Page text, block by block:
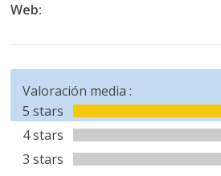
Web:
Valoración media :
5 stars
4 stars
3 stars